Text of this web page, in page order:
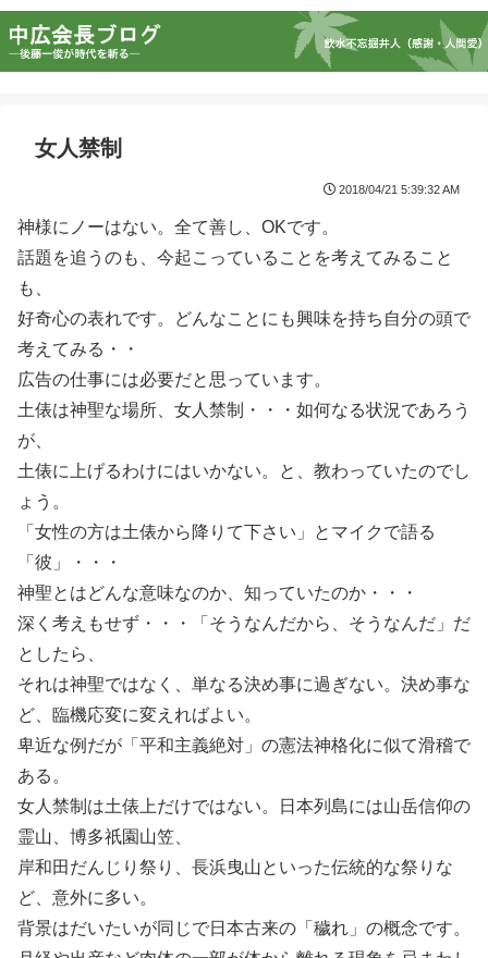
女人禁制
2018/04/21 5:39:32 AM
神様にノーはない。全て善し、OKです。
話題を追うのも、今起こっていることを考えてみること
も、
好奇心の表れです。どんなことにも興味を持ち自分の頭で
考えてみる・・
広告の仕事には必要だと思っています。
土俵は神聖な場所、女人禁制・・・如何なる状況であろう
が、
土俵に上げるわけにはいかない。と、教わっていたのでし
ょう。
「女性の方は土俵から降りて下さい」とマイクで語る
「彼」・・・
神聖とはどんな意味なのか、知っていたのか・・・
深く考えもせず・・・「そうなんだから、そうなんだ」だ
としたら、
それは神聖ではなく、単なる決め事に過ぎない。決め事な
ど、臨機応変に変えればよい。
卑近な例だが「平和主義絶対」の憲法神格化に似て滑稽で
ある。
女人禁制は土俵上だけではない。日本列島には山岳信仰の
霊山、博多祇園山笠、
岸和田だんじり祭り、長浜曳山といった伝統的な祭りな
ど、意外に多い。
背景はだいたいが同じで日本古来の「穢れ」の概念です。